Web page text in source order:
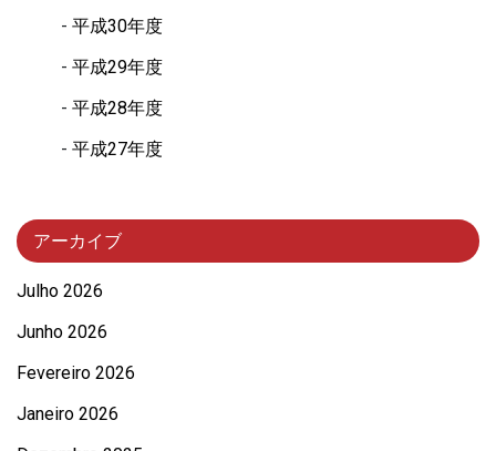
平成30年度
平成29年度
平成28年度
平成27年度
アーカイブ
Julho 2026
Junho 2026
Fevereiro 2026
Janeiro 2026